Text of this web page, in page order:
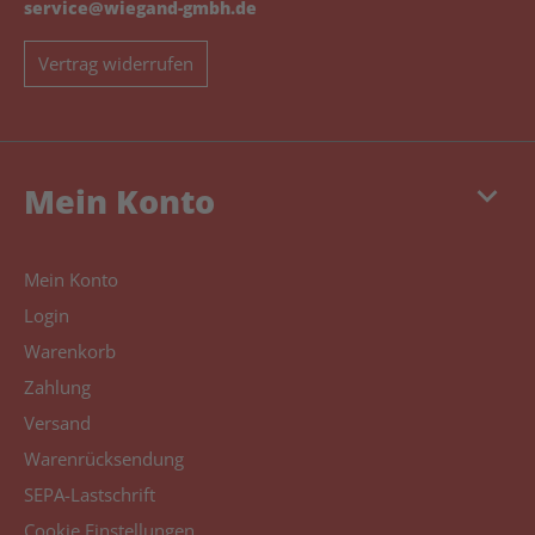
service@wiegand-gmbh.de
Vertrag widerrufen
keyboard_arrow_down
Mein Konto
Mein Konto
Login
Warenkorb
Zahlung
Versand
Warenrücksendung
SEPA-Lastschrift
Cookie Einstellungen